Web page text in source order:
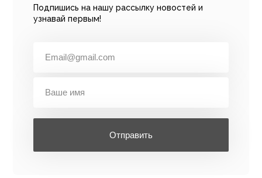
Подпишись на нашу рассылку новостей и
узнавай первым!
Отправить